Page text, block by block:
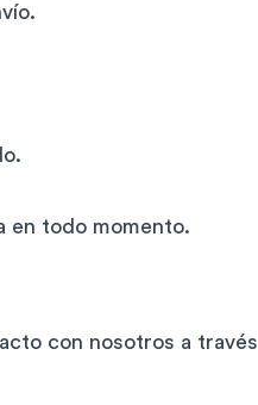
en todo momento.
con nosotros a través